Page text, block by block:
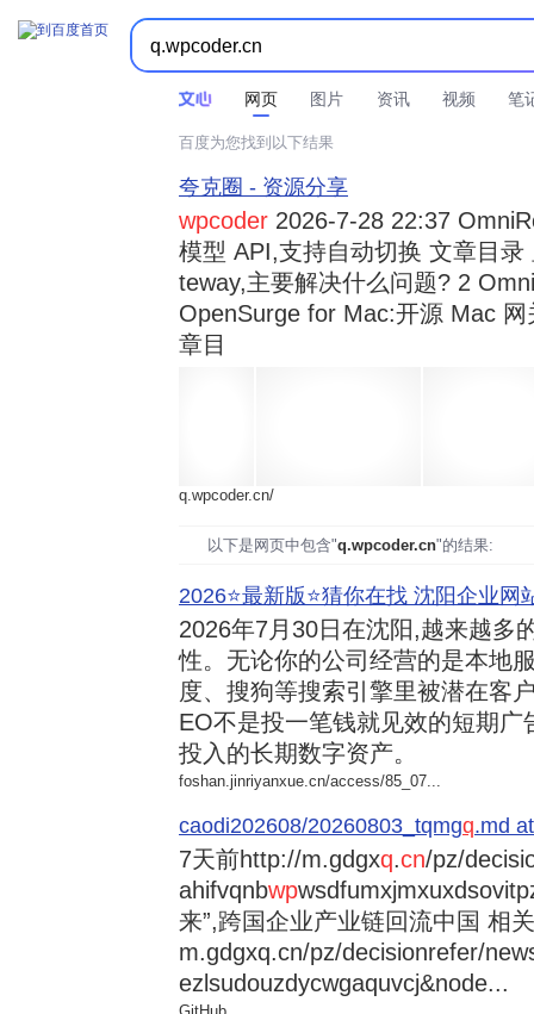
网页 图片 资讯 视频 笔
时间不限  所有网页和文件  站点内检索 
百度为您找到以下结果
夸克圈 - 资源分享
wpcoder 2026-7-28 22:37
模型 API,支持自动切换 文章目
teway,主要解决什么问题? 2
OpenSurge for Mac:开源 Mac
章目
q.wpcoder.cn/
以下是网页中包含"q.wpcoder.cn"的结果:
2026⭐️最新版⭐️猜你在找 沈阳企业网
2026年7月30日在沈阳,越来越多
性。无论你的公司经营的是本地
度、搜狗等搜索引擎里被潜在客
EO不是投一笔钱就见效的短期
投入的长期数字资产。
foshan.jinriyanxue.cn/access/85_07...
caodi202608/20260803_tqmgq.md
7天前http://m.gdgxq.cn/pz/
ahifvqnbwp
来”,跨国企业产业链回流中国 相
m.gdgxq.cn/pz/decisionrefer/
ezlsudouzdycwgaquvcj&node...
GitHub